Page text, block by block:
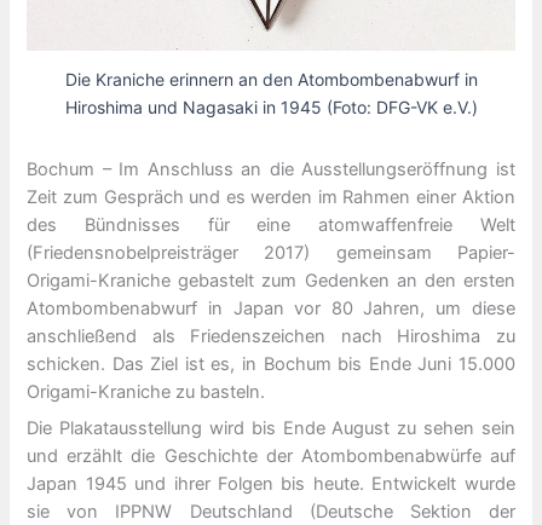
Die Kraniche erinnern an den Atombombenabwurf in
Hiroshima und Nagasaki in 1945 (Foto: DFG-VK e.V.)
Bochum – Im Anschluss an die Ausstellungseröffnung ist
Zeit zum Gespräch und es werden im Rahmen einer Aktion
des Bündnisses für eine atomwaffenfreie Welt
(Friedensnobelpreisträger 2017) gemeinsam Papier-
Origami-Kraniche gebastelt zum Gedenken an den ersten
Atombombenabwurf in Japan vor 80 Jahren, um diese
anschließend als Friedenszeichen nach Hiroshima zu
schicken. Das Ziel ist es, in Bochum bis Ende Juni 15.000
Origami-Kraniche zu basteln.
Die Plakatausstellung wird bis Ende August zu sehen sein
und erzählt die Geschichte der Atombombenabwürfe auf
Japan 1945 und ihrer Folgen bis heute. Entwickelt wurde
sie von IPPNW Deutschland (Deutsche Sektion der